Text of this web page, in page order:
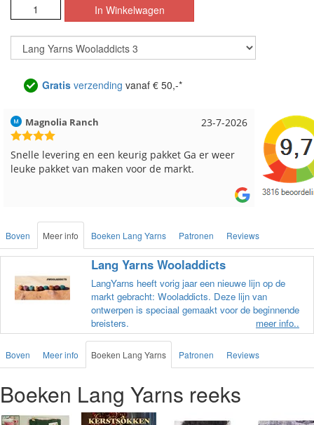
Gratis verzending vanaf € 50,-*
17-7-2026
Hilde uit Loyers
Reeds meerdere keren breigaren en breinaalden
besteld, altijd heel tevreden over de service.
Loes uit
Snelle
Boven Meer info Boeken Lang Yarns Patronen Reviews
Lang Yarns Wooladdicts
LangYarns heeft vorig jaar een nieuwe lijn op de
markt gebracht: Wooladdicts. Deze lijn van
ontwerpen is speciaal gemaakt voor de beginnende
breisters.
meer info..
Boven Meer info Boeken Lang Yarns Patronen Reviews
Boeken Lang Yarns reeks